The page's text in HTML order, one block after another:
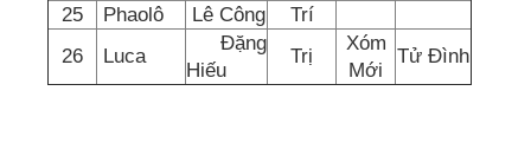
25
Phaolô Lê Công
Trí
26
Luca
Đặng
Hiếu
Trị
Xóm
Mới
Tử Đình